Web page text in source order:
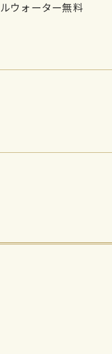
ウォーター無料